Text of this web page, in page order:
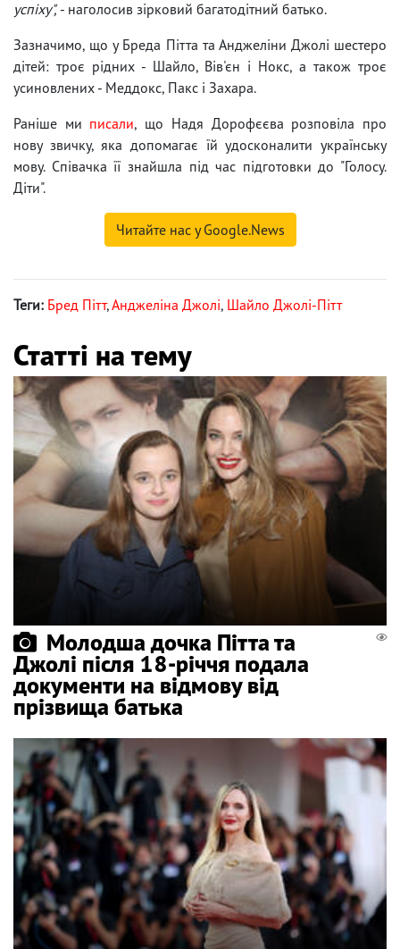
успіху", - наголосив зірковий багатодітний батько.
Зазначимо, що у Бреда Пітта та Анджеліни Джолі шестеро
дітей: троє рідних - Шайло, Вів'єн і Нокс, а також троє
усиновлених - Меддокс, Пакс і Захара.
Раніше ми писали, що Надя Дорофєєва розповіла про
нову звичку, яка допомагає їй удосконалити українську
мову. Співачка її знайшла під час підготовки до "Голосу.
Діти".
Читайте нас у Google.News
Теги: Бред Пітт,Анджеліна Джолі, Шайло Джолі-Пітт
Статті на тему
Молодша дочка Пітта та
Джолі після 18-річчя подала
документи на відмову від
прізвища батька